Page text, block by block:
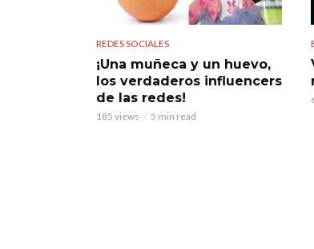
REDES SOCIALES
¡Una muñeca y un huevo,
los verdaderos influencers
de las redes!
185 views 5 min read